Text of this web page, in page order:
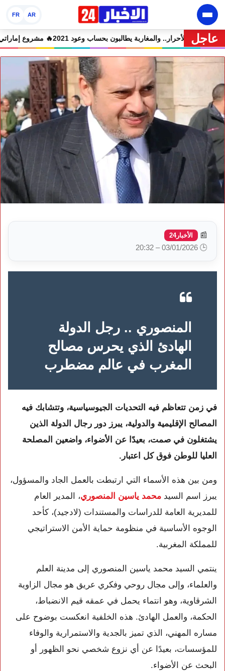
AR
FR
عاجل
في حالة سراح🔥 شوكي يعيد وعود الأحرار.. والمغاربة يطالبون بحساب وعود
📰 الأخبار24
🕒 03/01/2026 – 20:32
المنصوري .. رجل الدولة
الهادئ الذي يحرس مصالح
المغرب في عالم مضطرب
في زمن تتعاظم فيه التحديات الجيوسياسية، وتتشابك فيه
المصالح الإقليمية والدولية، يبرز دور رجال الدولة الذين
يشتغلون في صمت، بعيدًا عن الأضواء، واضعين المصلحة
العليا للوطن فوق كل اعتبار.
ومن بين هذه الأسماء التي ارتبطت بالعمل الجاد والمسؤول،
يبرز اسم السيد محمد ياسين المنصوري، المدير العام
للمديرية العامة للدراسات والمستندات (لادجيد)، كأحد
الوجوه الأساسية في منظومة حماية الأمن الاستراتيجي
للمملكة المغربية.
ينتمي السيد محمد ياسين المنصوري إلى مدينة العلم
والعلماء، وإلى مجال روحي وفكري عريق هو مجال الزاوية
الشرقاوية، وهو انتماء يحمل في عمقه قيم الانضباط،
الحكمة، والعمل الهادئ. هذه الخلفية انعكست بوضوح على
مساره المهني، الذي تميز بالجدية والاستمرارية والوفاء
للمؤسسات، بعيدًا عن أي نزوع شخصي نحو الظهور أو
البحث عن الأضواء.